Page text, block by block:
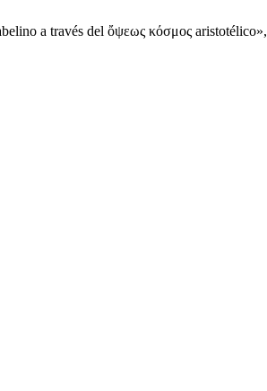
a través del ὄψεως κόσμος aristotélico»,